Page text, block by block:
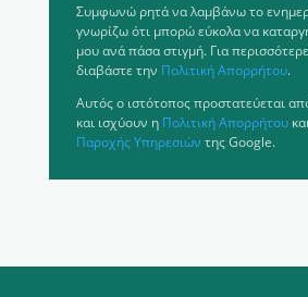
Συμφωνώ ρητά να λαμβάνω το
γνωρίζω ότι μπορώ εύκολα να
μου ανά πάσα στιγμή. Για
διαβάστε την Πολιτική Απορρήτου.
Αυτός ο ιστότοπος προστατεύεται
και ισχύουν η Πολιτική Απορρήτου
Παροχής Υπηρεσιών της Google.